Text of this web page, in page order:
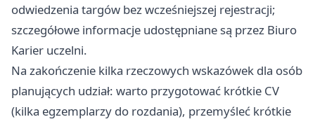
odwiedzenia targów bez wcześniejszej rejestracji;
szczegółowe informacje udostępniane są przez Biuro
Karier uczelni.
Na zakończenie kilka rzeczowych wskazówek dla osób
planujących udział: warto przygotować krótkie CV
(kilka egzemplarzy do rozdania), przemyśleć krótkie